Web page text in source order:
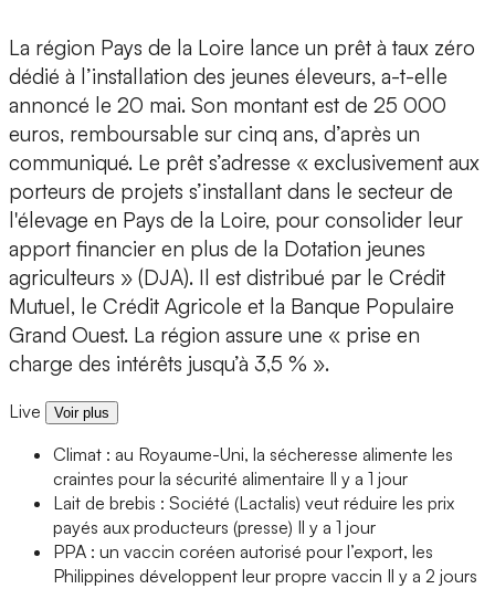
La région Pays de la Loire lance un prêt à taux zéro
dédié à l’installation des jeunes éleveurs, a-t-elle
annoncé le 20 mai. Son montant est de 25 000
euros, remboursable sur cinq ans, d’après un
communiqué. Le prêt s’adresse « exclusivement aux
porteurs de projets s’installant dans le secteur de
l'élevage en Pays de la Loire, pour consolider leur
apport financier en plus de la Dotation jeunes
agriculteurs » (DJA). Il est distribué par le Crédit
Mutuel, le Crédit Agricole et la Banque Populaire
Grand Ouest. La région assure une « prise en
charge des intérêts jusqu’à 3,5 % ».
Live Voir plus
Climat : au Royaume-Uni, la sécheresse alimente les
craintes pour la sécurité alimentaire Il y a 1 jour
Lait de brebis : Société (Lactalis) veut réduire les prix
payés aux producteurs (presse) Il y a 1 jour
PPA : un vaccin coréen autorisé pour l’export, les
Philippines développent leur propre vaccin Il y a 2 jours